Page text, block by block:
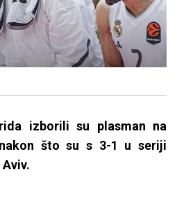
izborili su plasman na
što su s 3-1 u seriji